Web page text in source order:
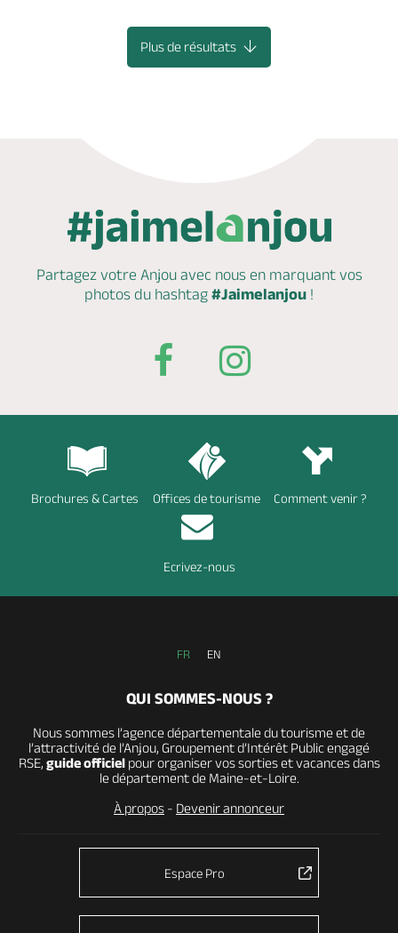
Plus de résultats
Partagez votre Anjou avec nous en marquantvos
photos du hashtag #Jaimelanjou !
Brochures & Cartes Offices de tourisme Comment venir ?
Ecrivez-nous
FR EN
QUI SOMMES-NOUS ?
Nous sommes l’agence départementale du tourisme et de
l’attractivité de l’Anjou, Groupement d’Intérêt Public engagé
RSE, guide officielpour organiser vos sorties et vacances dans
le département de Maine-et-Loire.
À propos - Devenir annonceur
Espace Pro